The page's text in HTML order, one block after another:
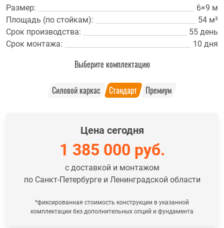
Размер:
6×9 м
Площадь (по стойкам):
54 м²
Срок производства:
55 день
Срок монтажа:
10 дня
Выберите комплектацию
Силовой каркас Стандарт Премиум
Цена сегодня
1 385 000 руб.
с доставкой и монтажом
по Санкт-Петербурге и Ленинградской области
*фиксированная стоимость конструкции в указанной
комплектации без дополнительных опций и фундамента